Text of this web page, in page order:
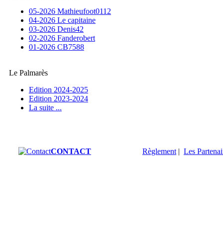
05-2026 Mathieufoot0112
04-2026 Le capitaine
03-2026 Denis42
02-2026 Fanderobert
01-2026 CB7588
Le Palmarès
Edition 2024-2025
Edition 2023-2024
La suite ...
CONTACT Règlement | Les